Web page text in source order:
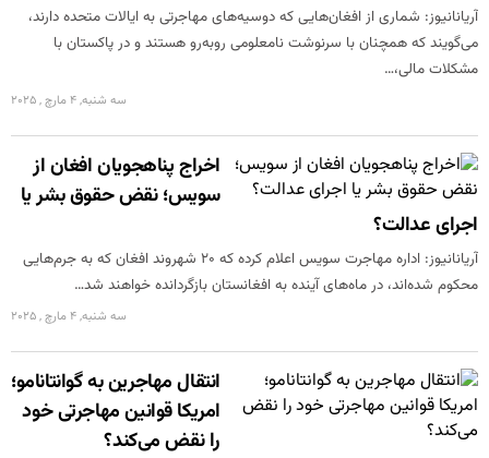
آریانانیوز: شماری از افغان‌هایی که دوسیه‌های مهاجرتی به ایالات متحده دارند،
می‌گویند که همچنان با سرنوشت نامعلومی روبه‌رو هستند و در پاکستان با
مشکلات مالی،…
سه شنبه, 4 مارچ , 2025
اخراج پناهجویان افغان از
سویس؛ نقض حقوق بشر یا
اجرای عدالت؟
آریانانیوز: اداره مهاجرت سویس اعلام کرده که ۲۰ شهروند افغان که به جرم‌هایی
محکوم شده‌اند، در ماه‌های آینده به افغانستان بازگردانده خواهند شد…
سه شنبه, 4 مارچ , 2025
انتقال مهاجرین به گوانتانامو؛
امریکا قوانین مهاجرتی خود
را نقض می‌کند؟